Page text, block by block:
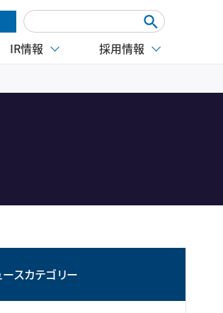
IR情報 採用情報
ースカテゴリー